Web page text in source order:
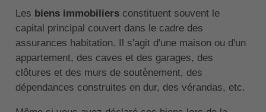
Les biens immobiliersconstituent souvent le
capital principal couvert dans le cadre des
assurances habitation. Il s'agit d'une maison ou d'un
appartement, des caves et des garages, des
clôtures et des murs de soutènement, des
dépendances construites en dur, des vérandas, etc.